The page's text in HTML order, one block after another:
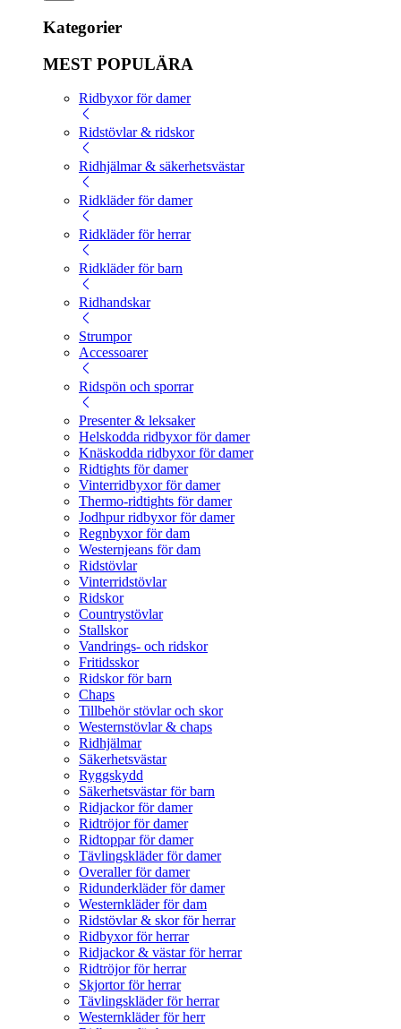
Kategorier
MEST POPULÄRA
Ridbyxor för damer
Ridstövlar & ridskor
Ridhjälmar & säkerhetsvästar
Ridkläder för damer
Ridkläder för herrar
Ridkläder för barn
Ridhandskar
Strumpor
Accessoarer
Ridspön och sporrar
Presenter & leksaker
Helskodda ridbyxor för damer
Knäskodda ridbyxor för damer
Ridtights för damer
Vinterridbyxor för damer
Thermo-ridtights för damer
Jodhpur ridbyxor för damer
Regnbyxor för dam
Westernjeans för dam
Ridstövlar
Vinterridstövlar
Ridskor
Countrystövlar
Stallskor
Vandrings- och ridskor
Fritidsskor
Ridskor för barn
Chaps
Tillbehör stövlar och skor
Westernstövlar & chaps
Ridhjälmar
Säkerhetsvästar
Ryggskydd
Säkerhetsvästar för barn
Ridjackor för damer
Ridtröjor för damer
Ridtoppar för damer
Tävlingskläder för damer
Overaller för damer
Ridunderkläder för damer
Westernkläder för dam
Ridstövlar & skor för herrar
Ridbyxor för herrar
Ridjackor & västar för herrar
Ridtröjor för herrar
Skjortor för herrar
Tävlingskläder för herrar
Westernkläder för herr